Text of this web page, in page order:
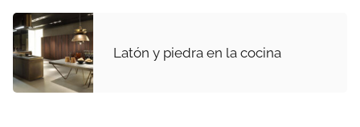
Latón y piedra en la cocina